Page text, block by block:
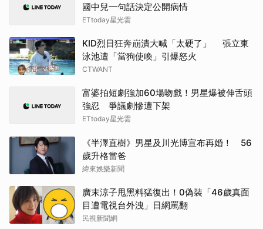
生田
金武
國中兒一句話決定公開病情
ETtoday星光雲
KID烈日狂奔崩潰大喊「太硬了」 張立東
泳池遭「當狗使喚」引爆怒火
CTWANT
富婆拍短劇強加60場吻戲！男星爆被伸舌頭
強忍 爭議劇慘遭下架
ETtoday星光雲
《半澤直樹》男星及川光博宣布再婚！ 56
歲升格當爸
緯來娛樂新聞
廣末涼子甩黑料猛復出！0偽裝「46歲真面
目遭電視台外洩」日網罵翻
民視新聞網